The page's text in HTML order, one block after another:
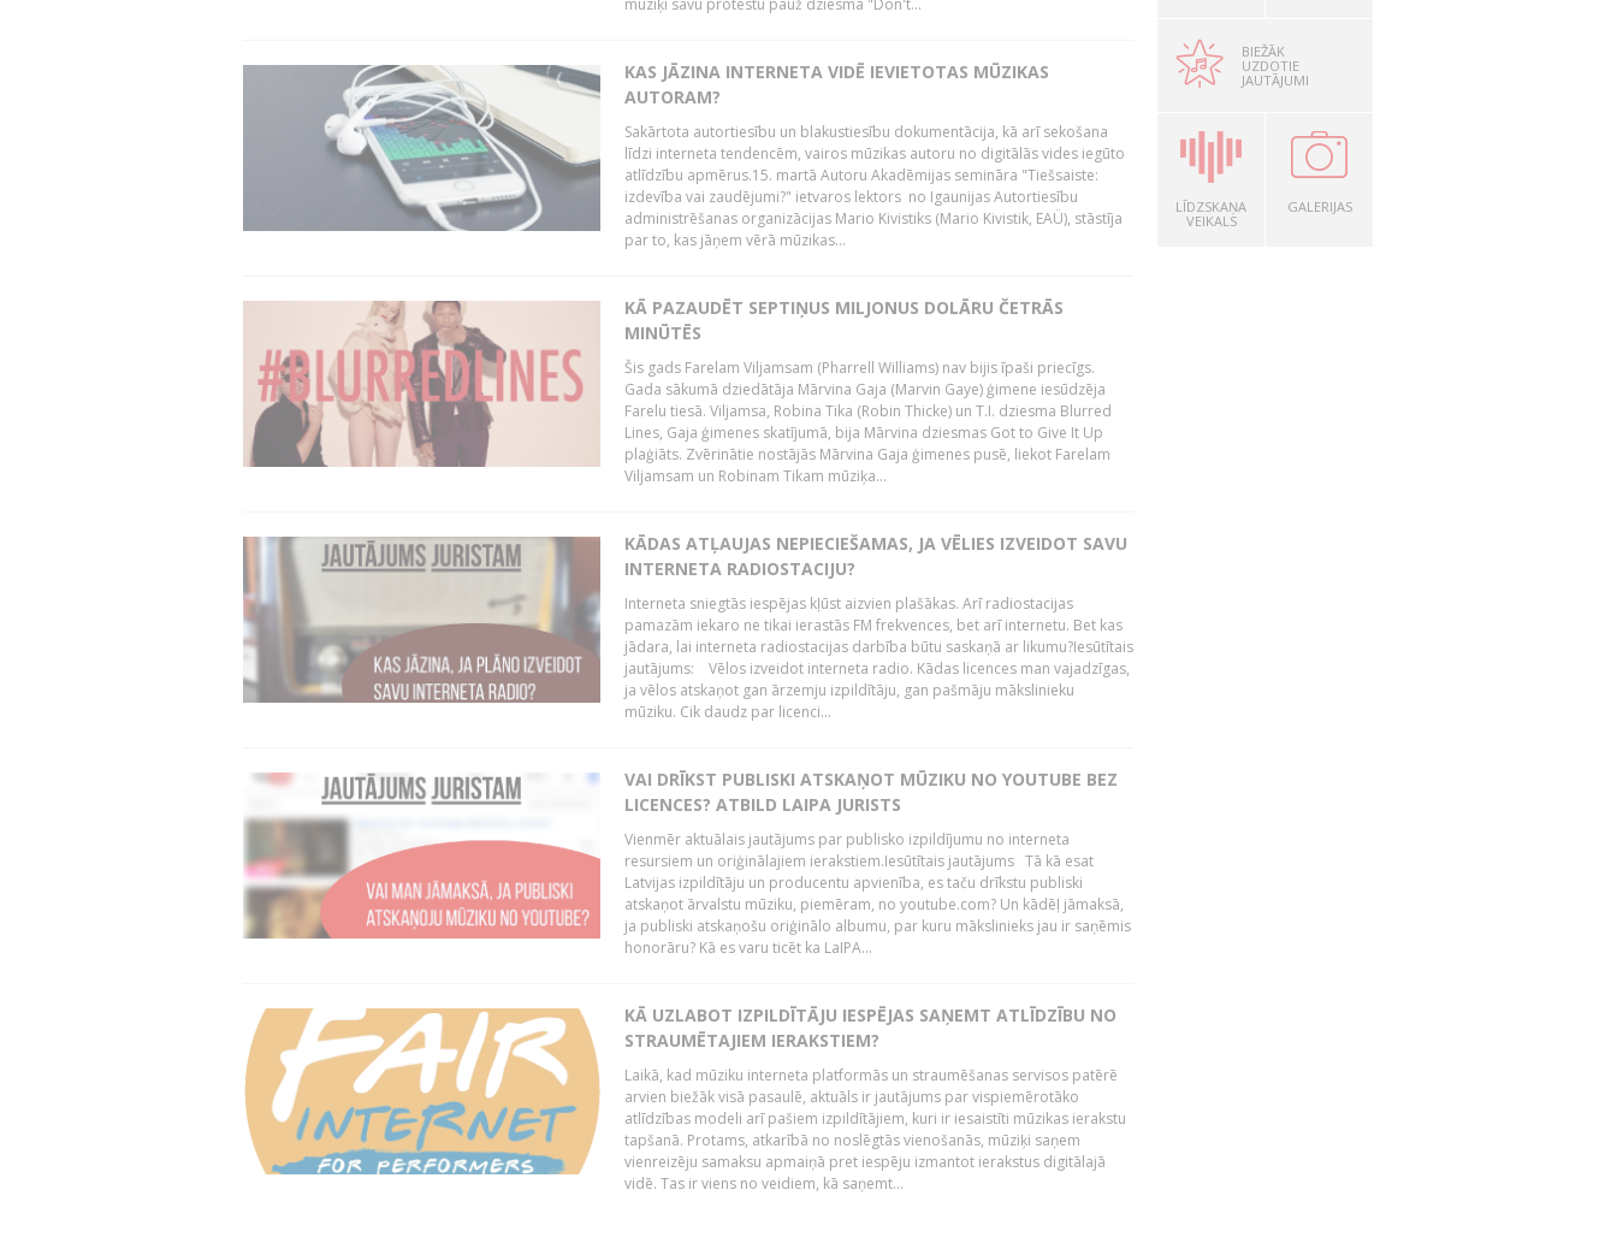
KAS JĀZINA INTERNETA VIDĒ IEVIETOTAS MŪZIKAS
AUTORAM?
Sakārtota autortiesību un blakustiesību dokumentācija, kā arī sekošana
līdzi interneta tendencēm, vairos mūzikas autoru no digitālās vides iegūto
atlīdzību apmērus.15. martā Autoru Akadēmijas semināra "Tiešsaiste:
izdevība vai zaudējumi?" ietvaros lektors no Igaunijas Autortiesību
administrēšanas organizācijas Mario Kivistiks (Mario Kivistik, EAÜ), stāstīja
par to, kas jāņem vērā mūzikas...
KĀ PAZAUDĒT SEPTIŅUS MILJONUS DOLĀRU ČETRĀS
MINŪTĒS
Šis gads Farelam Viljamsam (Pharrell Williams) nav bijis īpaši priecīgs.
Gada sākumā dziedātāja Mārvina Gaja (Marvin Gaye) ģimene iesūdzēja
Farelu tiesā. Viljamsa, Robina Tika (Robin Thicke) un T.I. dziesma Blurred
Lines, Gaja ģimenes skatījumā, bija Mārvina dziesmas Got to Give It Up
plaģiāts. Zvērinātie nostājās Mārvina Gaja ģimenes pusē, liekot Farelam
Viljamsam un Robinam Tikam mūziķa...
KĀDAS ATĻAUJAS NEPIECIEŠAMAS, JA VĒLIES IZVEIDOT SAVU
INTERNETA RADIOSTACIJU?
Interneta sniegtās iespējas kļūst aizvien plašākas. Arī radiostacijas
pamazām iekaro ne tikai ierastās FM frekvences, bet arī internetu. Bet kas
jādara, lai interneta radiostacijas darbība būtu saskaņā ar likumu?Iesūtītais
jautājums: Vēlos izveidot interneta radio. Kādas licences man vajadzīgas,
ja vēlos atskaņot gan ārzemju izpildītāju, gan pašmāju mākslinieku
mūziku. Cik daudz par licenci...
VAI DRĪKST PUBLISKI ATSKAŅOT MŪZIKU NO YOUTUBE BEZ
LICENCES? ATBILD LAIPA JURISTS
Vienmēr aktuālais jautājums par publisko izpildījumu no interneta
resursiem un oriģinālajiem ierakstiem.Iesūtītais jautājums Tā kā esat
Latvijas izpildītāju un producentu apvienība, es taču drīkstu publiski
atskaņot ārvalstu mūziku, piemēram, no youtube.com? Un kādēļ jāmaksā,
ja publiski atskaņošu oriģinālo albumu, par kuru mākslinieks jau ir saņēmis
honorāru? Kā es varu ticēt ka LaIPA...
KĀ UZLABOT IZPILDĪTĀJU IESPĒJAS SAŅEMT ATLĪDZĪBU NO
STRAUMĒTAJIEM IERAKSTIEM?
Laikā, kad mūziku interneta platformās un straumēšanas servisos patērē
arvien biežāk visā pasaulē, aktuāls ir jautājums par vispiemērotāko
atlīdzības modeli arī pašiem izpildītājiem, kuri ir iesaistīti mūzikas ierakstu
tapšanā. Protams, atkarībā no noslēgtās vienošanās, mūziķi saņem
vienreizēju samaksu apmaiņā pret iespēju izmantot ierakstus digitālajā
vidē. Tas ir viens no veidiem, kā saņemt...
BIEŽĀK
UZDOTIE
JAUTĀJUMI
LĪDZSKAŅA
VEIKALS
GALERIJAS